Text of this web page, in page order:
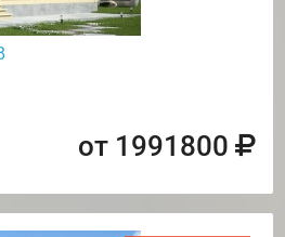
от 1991800